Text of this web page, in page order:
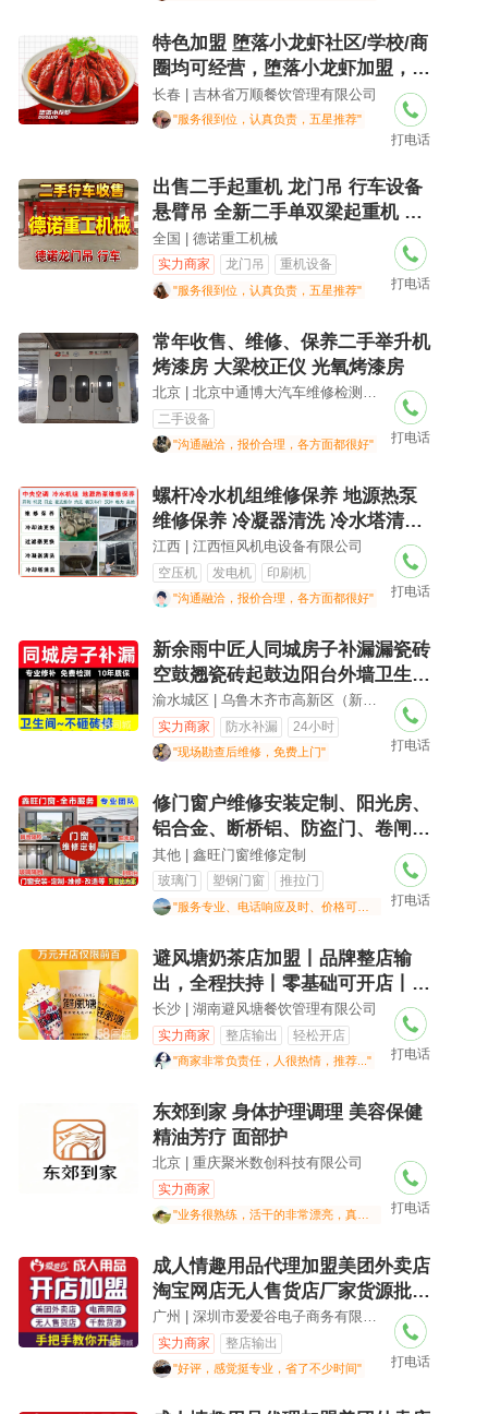
特色加盟 堕落小龙虾社区/学校/商
圈均可经营，堕落小龙虾加盟，全
国连锁品牌，堕落小龙虾招商中
长春 | 吉林省万顺餐饮管理有限公司
"服务很到位，认真负责，五星推荐"
打电话
出售二手起重机 龙门吊 行车设备
悬臂吊 全新二手单双梁起重机 电
动地平车 智能提升机
全国 | 德诺重工机械
实力商家 龙门吊 重机设备
"服务很到位，认真负责，五星推荐" 打电话
常年收售、维修、保养二手举升机
烤漆房 大梁校正仪 光氧烤漆房
二手设备
"沟通融洽，报价合理，各方面都很好" 打电话
螺杆冷水机组维修保养 地源热泵
维修保养 冷凝器清洗 冷水塔清洗
氟利昂回收 冷冻油更换 油过滤器
更换 干燥过滤器更换 电路故障维
修
江西 | 江西恒风机电设备有限公司
空压机 发电机 印刷机
"沟通融洽，报价合理，各方面都很好" 打电话
新余雨中匠人同城房子补漏漏瓷砖
空鼓翘瓷砖起鼓边阳台外墙卫生间
渗水不敲砖修服务
渝水城区 | 乌鲁木齐市高新区（新市区）江苏东路源博家政服务部（个体工商户）
实力商家 防水补漏 24小时
"现场勘查后维修，免费上门" 打电话
修门窗户维修安装定制、阳光房、
铝合金、断桥铝、防盗门、卷闸
门、不锈钢、防盗网、纱窗、纱
门、木门、室内门、地弹簧玻璃门
维修、玻璃隔断、浴室门、淋浴
其他 | 鑫旺门窗维修定制
玻璃门 塑钢门窗 推拉门
"服务专业、电话响应及时、价格可接受" 打电话
避风塘奶茶店加盟丨品牌整店输
出，全程扶持丨零基础可开店丨小
成本开店，刚需行业
长沙 | 湖南避风塘餐饮管理有限公司
实力商家 整店输出 轻松开店
"商家非常负责任，人很热情，推荐..." 打电话
东郊到家 身体护理调理 美容保健
精油芳疗 面部护
北京 | 重庆聚米数创科技有限公司
实力商家
"业务很熟练，活干的非常漂亮，真的很专业.." 打电话
成人情趣用品代理加盟美团外卖店
淘宝网店无人售货店厂家货源批发
一件代发
广州 | 深圳市爱爱谷电子商务有限公司
实力商家 整店输出
"好评，感觉挺专业，省了不少时间" 打电话